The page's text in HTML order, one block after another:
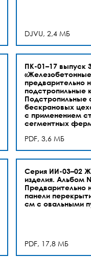
DJVU, 2,4 МБ
ПК-01–17 выпуск
предварительно
подстропильные
бескрановых
с применением
сегментных
PDF, 3,6 МБ
Серия ИИ-03–02
изделия. Альбом
Предварительно
панели
см с овальными
PDF, 17,8 МБ